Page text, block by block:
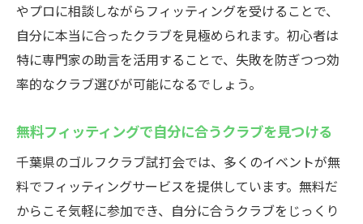
やプロに相談しながらフィッティングを受けることで、
自分に本当に合ったクラブを見極められます。初心者は
特に専門家の助言を活用することで、失敗を防ぎつつ効
率的なクラブ選びが可能になるでしょう。
無料フィッティングで自分に合うクラブを見つける
千葉県のゴルフクラブ試打会では、多くのイベントが無
料でフィッティングサービスを提供しています。無料だ
からこそ気軽に参加でき、自分に合うクラブをじっくり